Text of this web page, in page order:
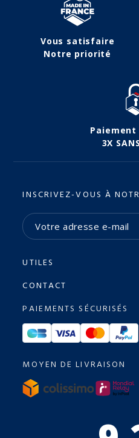
Vous satisfaire
Notre priorité
3X
INSCRIVEZ-VOUS À
UTILES
CONTACT
PAIEMENTS SÉCURISÉS
MOYEN DE LIVRAISON